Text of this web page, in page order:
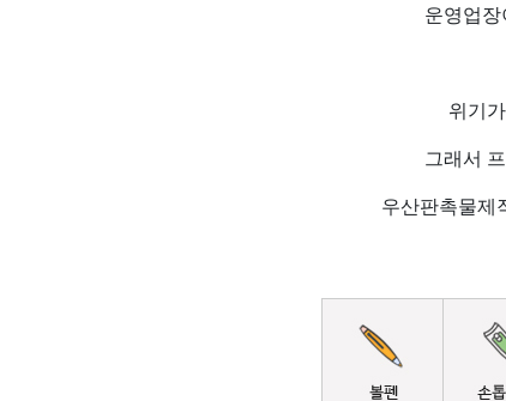
운영업
위기
그래서
우산판촉물제